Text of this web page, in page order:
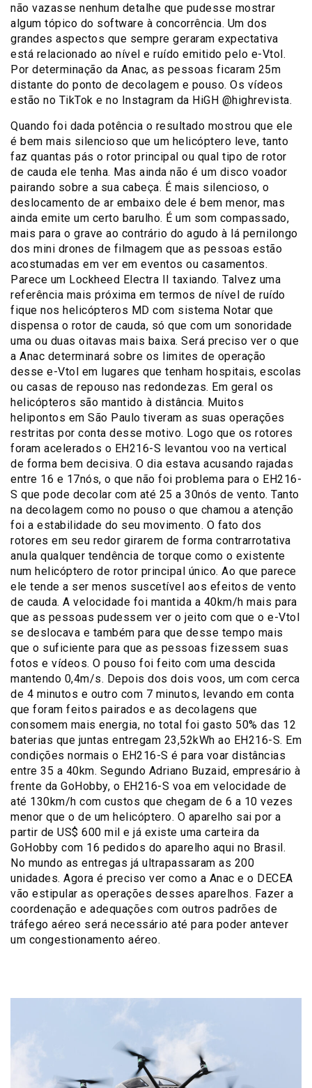
não vazasse nenhum detalhe que pudesse mostrar
algum tópico do software à concorrência. Um dos
grandes aspectos que sempre geraram expectativa
está relacionado ao nível e ruído emitido pelo e-Vtol.
Por determinação da Anac, as pessoas ficaram 25m
distante do ponto de decolagem e pouso. Os vídeos
estão no TikTok e no Instagram da HiGH @highrevista.
Quando foi dada potência o resultado mostrou que ele
é bem mais silencioso que um helicóptero leve, tanto
faz quantas pás o rotor principal ou qual tipo de rotor
de cauda ele tenha. Mas ainda não é um disco voador
pairando sobre a sua cabeça. É mais silencioso, o
deslocamento de ar embaixo dele é bem menor, mas
ainda emite um certo barulho. É um som compassado,
mais para o grave ao contrário do agudo à lá pernilongo
dos mini drones de filmagem que as pessoas estão
acostumadas em ver em eventos ou casamentos.
Parece um Lockheed Electra II taxiando. Talvez uma
referência mais próxima em termos de nível de ruído
fique nos helicópteros MD com sistema Notar que
dispensa o rotor de cauda, só que com um sonoridade
uma ou duas oitavas mais baixa. Será preciso ver o que
a Anac determinará sobre os limites de operação
desse e-Vtol em lugares que tenham hospitais, escolas
ou casas de repouso nas redondezas. Em geral os
helicópteros são mantido à distância. Muitos
helipontos em São Paulo tiveram as suas operações
restritas por conta desse motivo. Logo que os rotores
foram acelerados o EH216-S levantou voo na vertical
de forma bem decisiva. O dia estava acusando rajadas
entre 16 e 17nós, o que não foi problema para o EH216-
S que pode decolar com até 25 a 30nós de vento. Tanto
na decolagem como no pouso o que chamou a atenção
foi a estabilidade do seu movimento. O fato dos
rotores em seu redor girarem de forma contrarrotativa
anula qualquer tendência de torque como o existente
num helicóptero de rotor principal único. Ao que parece
ele tende a ser menos suscetível aos efeitos de vento
de cauda. A velocidade foi mantida a 40km/h mais para
que as pessoas pudessem ver o jeito com que o e-Vtol
se deslocava e também para que desse tempo mais
que o suficiente para que as pessoas fizessem suas
fotos e vídeos. O pouso foi feito com uma descida
mantendo 0,4m/s. Depois dos dois voos, um com cerca
de 4 minutos e outro com 7 minutos, levando em conta
que foram feitos pairados e as decolagens que
consomem mais energia, no total foi gasto 50% das 12
baterias que juntas entregam 23,52kWh ao EH216-S. Em
condições normais o EH216-S é para voar distâncias
entre 35 a 40km. Segundo Adriano Buzaid, empresário à
frente da GoHobby, o EH216-S voa em velocidade de
até 130km/h com custos que chegam de 6 a 10 vezes
menor que o de um helicóptero. O aparelho sai por a
partir de US$ 600 mil e já existe uma carteira da
GoHobby com 16 pedidos do aparelho aqui no Brasil.
No mundo as entregas já ultrapassaram as 200
unidades. Agora é preciso ver como a Anac e o DECEA
vão estipular as operações desses aparelhos. Fazer a
coordenação e adequações com outros padrões de
tráfego aéreo será necessário até para poder antever
um congestionamento aéreo.